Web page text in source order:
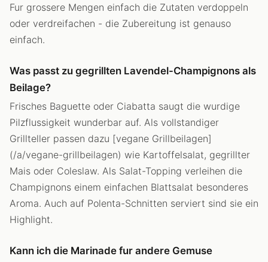
Fur grossere Mengen einfach die Zutaten verdoppeln
oder verdreifachen - die Zubereitung ist genauso
einfach.
Was passt zu gegrillten Lavendel-Champignons als
Beilage?
Frisches Baguette oder Ciabatta saugt die wurdige
Pilzflussigkeit wunderbar auf. Als vollstandiger
Grillteller passen dazu [vegane Grillbeilagen]
(/a/vegane-grillbeilagen) wie Kartoffelsalat, gegrillter
Mais oder Coleslaw. Als Salat-Topping verleihen die
Champignons einem einfachen Blattsalat besonderes
Aroma. Auch auf Polenta-Schnitten serviert sind sie ein
Highlight.
Kann ich die Marinade fur andere Gemuse